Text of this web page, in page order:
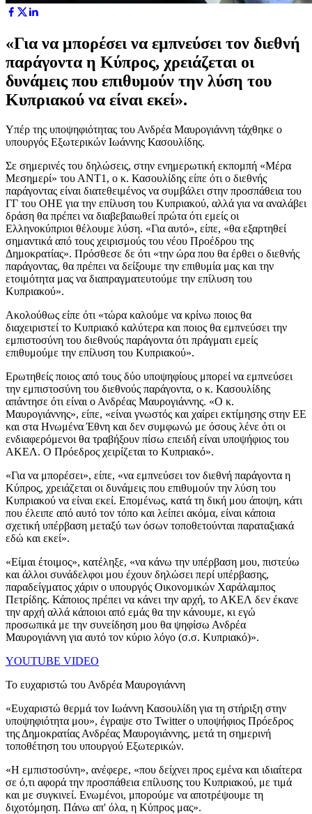
«Για να μπορέσει να εμπνεύσει τον διεθνή
παράγοντα η Κύπρος, χρειάζεται οι
δυνάμεις που επιθυμούν την λύση του
Κυπριακού να είναι εκεί».
Υπέρ της υποψηφιότητας του Ανδρέα Μαυρογιάννη τάχθηκε ο
υπουργός Εξωτερικών Ιωάννης Κασουλίδης.
Σε σημερινές του δηλώσεις, στην ενημερωτική εκπομπή «Μέρα
Μεσημερί» του ΑΝΤ1, ο κ. Κασουλίδης είπε ότι ο διεθνής
παράγοντας είναι διατεθειμένος να συμβάλει στην προσπάθεια του
ΓΓ του ΟΗΕ για την επίλυση του Κυπριακού, αλλά για να αναλάβει
δράση θα πρέπει να διαβεβαιωθεί πρώτα ότι εμείς οι
Ελληνοκύπριοι θέλουμε λύση. «Για αυτό», είπε, «θα εξαρτηθεί
σημαντικά από τους χειρισμούς του νέου Προέδρου της
Δημοκρατίας». Πρόσθεσε δε ότι «την ώρα που θα έρθει ο διεθνής
παράγοντας, θα πρέπει να δείξουμε την επιθυμία μας και την
ετοιμότητα μας να διαπραγματευτούμε την επίλυση του
Κυπριακού».
Ακολούθως είπε ότι «τώρα καλούμε να κρίνω ποιος θα
διαχειριστεί το Κυπριακό καλύτερα και ποιος θα εμπνεύσει την
εμπιστοσύνη του διεθνούς παράγοντα ότι πράγματι εμείς
επιθυμούμε την επίλυση του Κυπριακού».
Ερωτηθείς ποιος από τους δύο υποψηφίους μπορεί να εμπνεύσει
την εμπιστοσύνη του διεθνούς παράγοντα, ο κ. Κασουλίδης
απάντησε ότι είναι ο Ανδρέας Μαυρογιάννης. «Ο κ.
Μαυρογιάννης», είπε, «είναι γνωστός και χαίρει εκτίμησης στην ΕΕ
και στα Ηνωμένα Έθνη και δεν συμφωνώ με όσους λένε ότι οι
ενδιαφερόμενοι θα τραβήξουν πίσω επειδή είναι υποψήφιος του
ΑΚΕΛ. Ο Πρόεδρος χειρίζεται το Κυπριακό».
«Για να μπορέσει», είπε, «να εμπνεύσει τον διεθνή παράγοντα η
Κύπρος, χρειάζεται οι δυνάμεις που επιθυμούν την λύση του
Κυπριακού να είναι εκεί. Επομένως, κατά τη δική μου άποψη, κάτι
που έλειπε από αυτό τον τόπο και λείπει ακόμα, είναι κάποια
σχετική υπέρβαση μεταξύ των όσων τοποθετούνται παραταξιακά
εδώ και εκεί».
«Είμαι έτοιμος», κατέληξε, «να κάνω την υπέρβαση μου, πιστεύω
και άλλοι συνάδελφοι μου έχουν δηλώσει περί υπέρβασης,
παραδείγματος χάριν ο υπουργός Οικονομικών Χαράλαμπος
Πετρίδης. Κάποιος πρέπει να κάνει την αρχή, το ΑΚΕΛ δεν έκανε
την αρχή αλλά κάποιοι από εμάς θα την κάνουμε, κι εγώ
προσωπικά με την συνείδηση μου θα ψηφίσω Ανδρέα
Μαυρογιάννη για αυτό τον κύριο λόγο (σ.σ. Κυπριακό)».
YOUTUBE VIDEO
Το ευχαριστώ του Ανδρέα Μαυρογιάννη
«Ευχαριστώ θερμά τον Ιωάννη Κασουλίδη για τη στήριξη στην
υποψηφιότητα μου», έγραψε στο Twitter ο υποψήφιος Πρόεδρος
της Δημοκρατίας Ανδρέας Μαυρογιάννης, μετά τη σημερινή
τοποθέτηση του υπουργού Εξωτερικών.
«Η εμπιστοσύνη», ανέφερε, «που δείχνει προς εμένα και ιδιαίτερα
σε ό,τι αφορά την προσπάθεια επίλυσης του Κυπριακού, με τιμά
και με συγκινεί. Ενωμένοι, μπορούμε να αποτρέψουμε τη
διχοτόμηση. Πάνω απ' όλα, η Κύπρος μας».